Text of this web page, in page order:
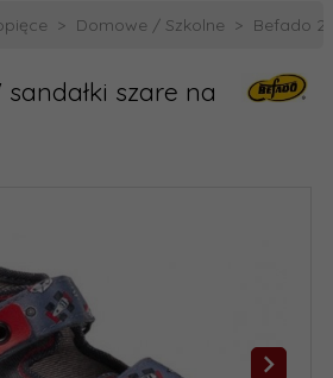
Domowe / Szkolne Befado
sandałki szare na